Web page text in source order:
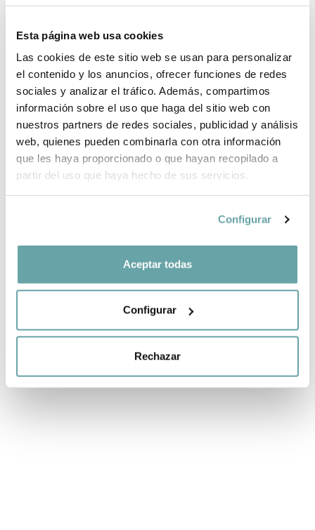
Esta página web usa cookies
Las cookies de este sitio web se usan para personalizar
el contenido y los anuncios, ofrecer funciones de redes
sociales y analizar el tráfico. Además, compartimos
información sobre el uso que haga del sitio web con
nuestros partners de redes sociales, publicidad y análisis
web, quienes pueden combinarla con otra información
que les haya proporcionado o que hayan recopilado a
partir del uso que haya hecho de sus servicios.
Configurar
Aceptar todas
Configurar
Rechazar
INFORMACIÓN DE LA MARCA